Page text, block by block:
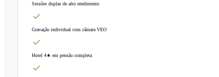
Sessões duplas de alto rendimento
Gravação individual com câmara VEO
Hotel 4★ em pensão completa